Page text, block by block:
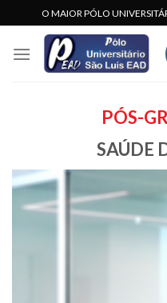
to
content
O MAIOR PÓLO
PÓS-
SAÚDE